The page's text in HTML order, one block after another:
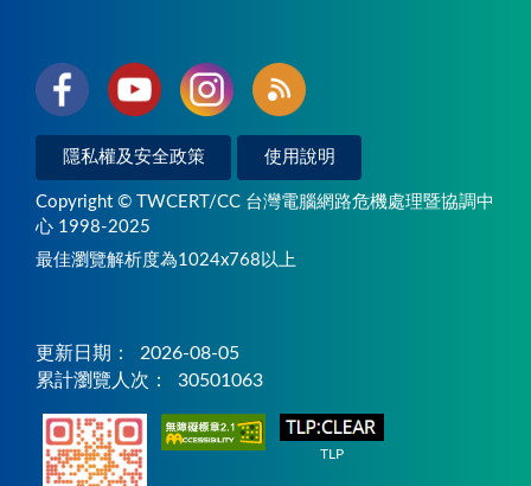
隱私權及安全政策 使用說明
Copyright © TWCERT/CC 台灣電腦網路危機處理暨協調中
心 1998-2025
最佳瀏覽解析度為1024x768以上
更新日期：
2026-08-05
累計瀏覽人次：
30501063
TLP